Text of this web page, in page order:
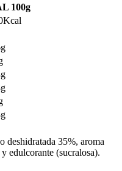
100g
deshidratada 35%, aroma
edulcorante (sucralosa).